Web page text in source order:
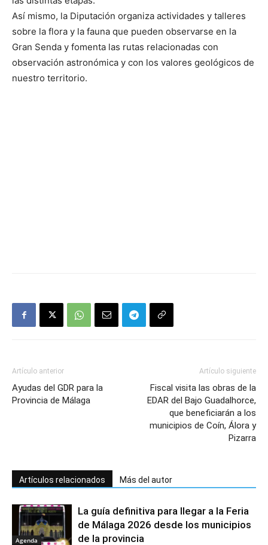
Así mismo, la Diputación organiza actividades y talleres
sobre la flora y la fauna que pueden observarse en la
Gran Senda y fomenta las rutas relacionadas con
observación astronómica y con los valores geológicos de
nuestro territorio.
Artículo anterior
Ayudas del GDR para la
Provincia de Málaga
Artículo siguiente
Fiscal visita las obras de la
EDAR del Bajo Guadalhorce,
que beneficiarán a los
municipios de Coín, Álora y
Pizarra
Artículos relacionados Más del autor
Agenda
La guía definitiva para llegar a la Feria
de Málaga 2026 desde los municipios
de la provincia